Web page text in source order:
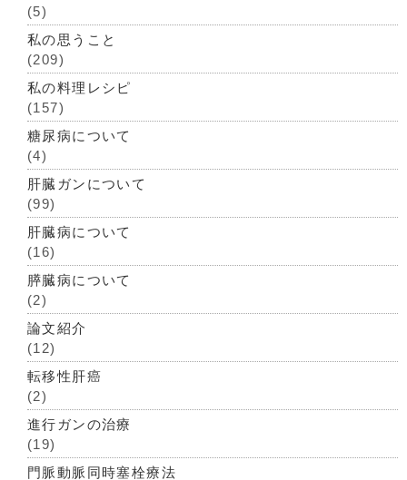
(5)
私の思うこと
(209)
私の料理レシピ
(157)
糖尿病について
(4)
肝臓ガンについて
(99)
肝臓病について
(16)
膵臓病について
(2)
論文紹介
(12)
転移性肝癌
(2)
進行ガンの治療
(19)
門脈動脈同時塞栓療法